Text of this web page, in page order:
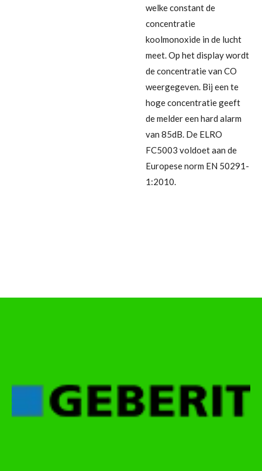
welke constant de
concentratie
koolmonoxide in de lucht
meet. Op het display wordt
de concentratie van CO
weergegeven. Bij een te
hoge concentratie geeft
de melder een hard alarm
van 85dB. De ELRO
FC5003 voldoet aan de
Europese norm EN 50291-
1:2010.